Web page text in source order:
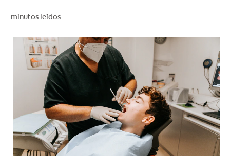
PROMOCIONES
PA (ES)
SUSCRÍBASE
minutos leídos